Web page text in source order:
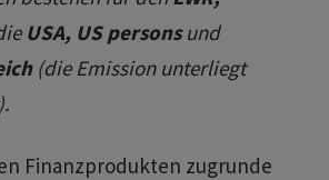
USA, US personsund
(die Emission unterliegt
Finanzprodukten zugrunde